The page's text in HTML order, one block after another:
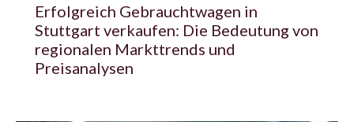
Erfolgreich Gebrauchtwagen in
Stuttgart verkaufen: Die Bedeutung von
regionalen Markttrends und
Preisanalysen